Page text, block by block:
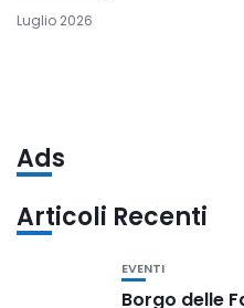
Luglio 2026
Ads
Articoli Recenti
EVENTI
Borgo delle